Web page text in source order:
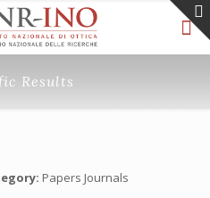
Results
Papers Journals